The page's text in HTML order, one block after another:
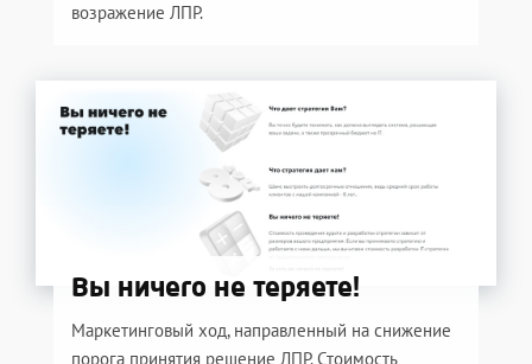
возражение ЛПР.
Вы ничего не теряете!
Маркетинговый ход, направленный на снижение
порога принятия решение ЛПР. Стоимость